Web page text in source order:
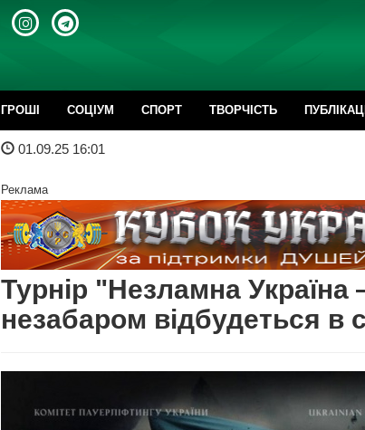
ГРОШІ CОЦІУМ СПОРТ ТВОРЧІСТЬ ПУБЛІКАЦІЇ
01.09.25 16:01
Реклама
Турнір "Незламна
незабаром відбудеться в